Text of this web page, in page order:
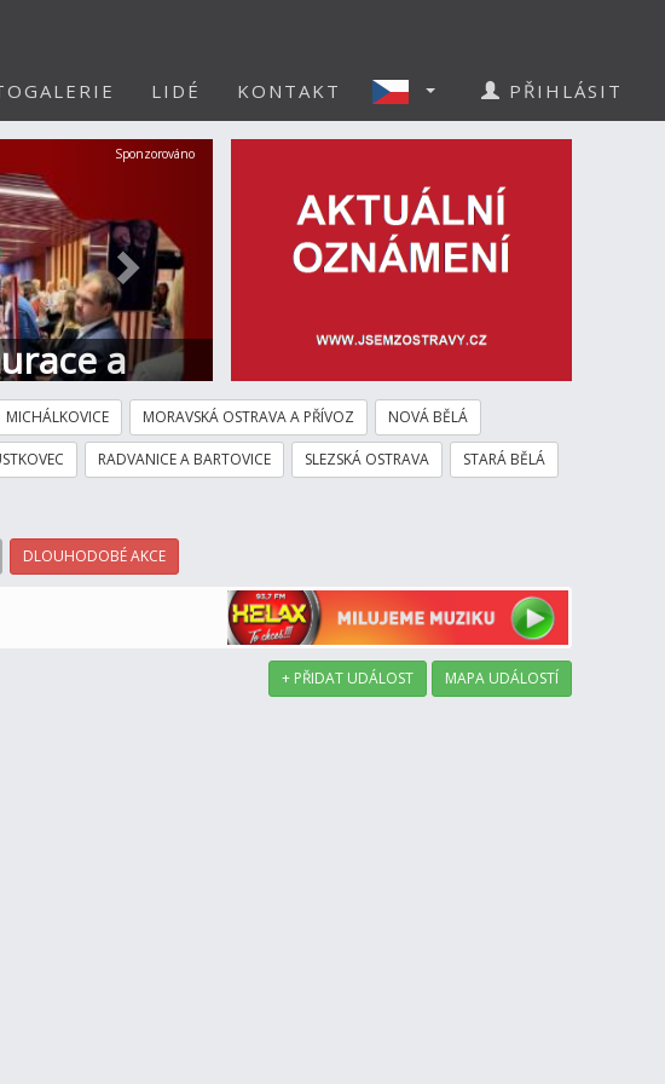
LIDÉ KONTAKT PŘIHLÁSIT
a
Další
Sponzorováno
MICHÁLKOVICE MORAVSKÁ OSTRAVA A PŘÍVOZ NOVÁ BĚLÁ
RADVANICE A BARTOVICE SLEZSKÁ OSTRAVA STARÁ BĚLÁ
DLOUHODOBÉ AKCE
+ PŘIDAT UDÁLOST MAPA UDÁLOSTÍ